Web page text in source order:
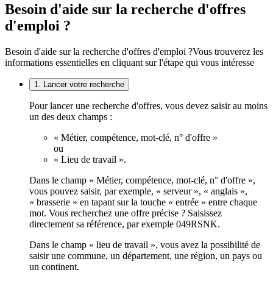
Besoin d'aide sur la recherche d'offres
d'emploi ?
Besoin d'aide sur la recherche d'offres d'emploi ?Vous trouverez les
informations essentielles en cliquant sur l'étape qui vous intéresse
1. Lancer votre recherche
Pour lancer une recherche d'offres, vous devez saisir au moins
un des deux champs :
« Métier, compétence, mot-clé, n° d'offre »
ou
« Lieu de travail ».
Dans le champ « Métier, compétence, mot-clé, n° d'offre »,
vous pouvez saisir, par exemple, « serveur », « anglais »,
« brasserie » en tapant sur la touche « entrée » entre chaque
mot. Vous recherchez une offre précise ? Saisissez
directement sa référence, par exemple 049RSNK.
Dans le champ « lieu de travail », vous avez la possibilité de
saisir une commune, un département, une région, un pays ou
un continent.